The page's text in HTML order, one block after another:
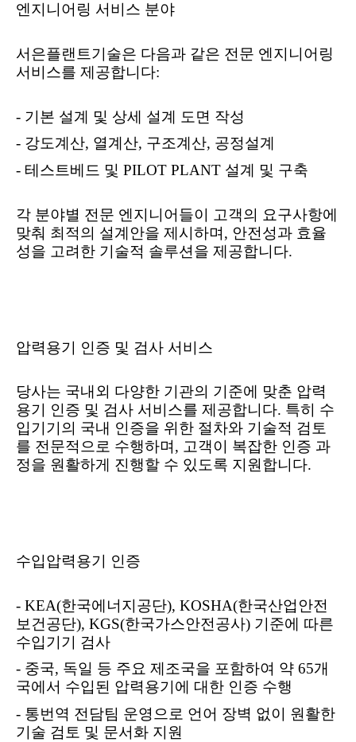
엔지니어링 서비스 분야
서은플랜트기술은 다음과 같은 전문 엔지니어링
서비스를 제공합니다:
- 기본 설계 및 상세 설계 도면 작성
- 강도계산, 열계산, 구조계산, 공정설계
- 테스트베드 및 PILOT PLANT 설계 및 구축
각 분야별 전문 엔지니어들이 고객의 요구사항에
맞춰 최적의 설계안을 제시하며, 안전성과 효율
성을 고려한 기술적 솔루션을 제공합니다.
압력용기 인증 및 검사 서비스
당사는 국내외 다양한 기관의 기준에 맞춘 압력
용기 인증 및 검사 서비스를 제공합니다. 특히 수
입기기의 국내 인증을 위한 절차와 기술적 검토
를 전문적으로 수행하며 , 고객이 복잡한 인증 과
정을 원활하게 진행할 수 있도록 지원합니다.
수입압력용기 인증
- KEA(한국에너지공단), KOSHA(한국산업안전
보건공단), KGS(한국가스안전공사) 기준에 따른
수입기기 검사
- 중국, 독일 등 주요 제조국을 포함하여 약 65개
국에서 수입된 압력용기에 대한 인증 수행
- 통번역 전담팀 운영으로 언어 장벽 없이 원활한
기술 검토 및 문서화 지원